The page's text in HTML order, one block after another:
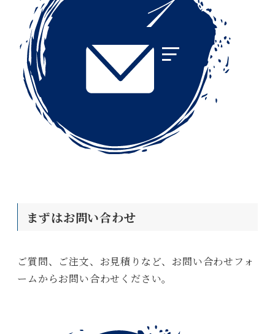
まずはお問い合わせ
ご質問、ご注文、お見積りなど、お問い合わせフォ
ームからお問い合わせください。